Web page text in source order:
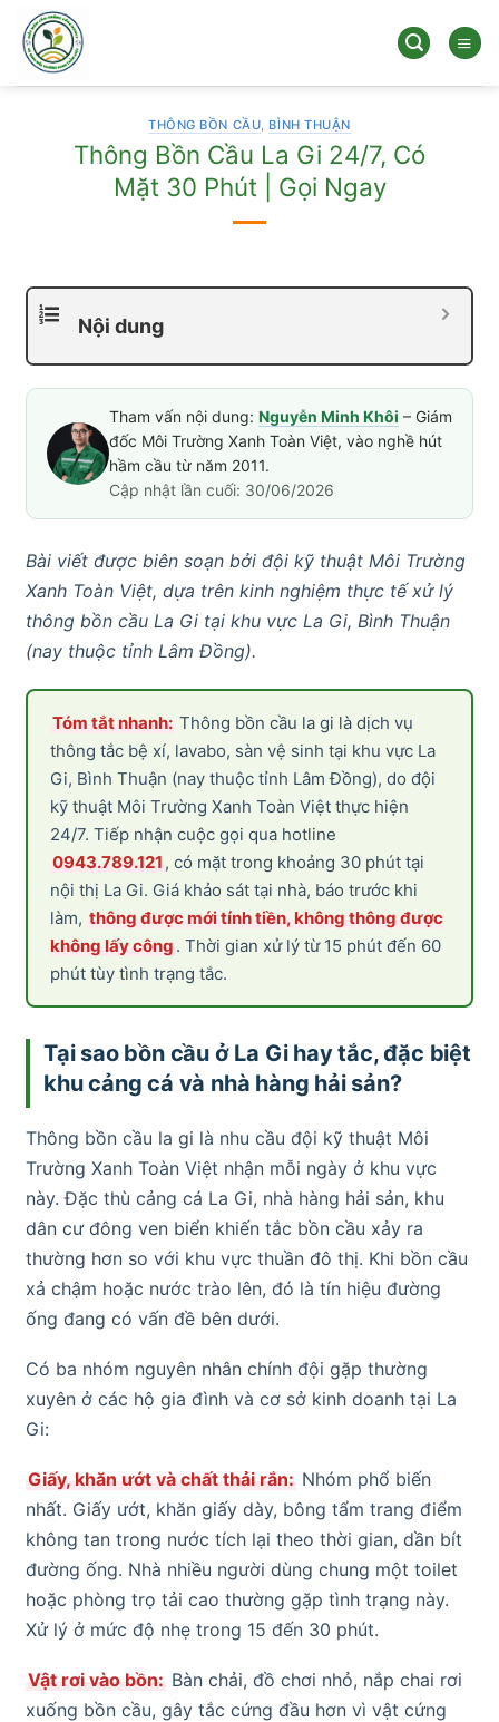
qua
dung
THÔNG BỒN CẦU, BÌNH THUẬN
Thông Bồn Cầu La Gi 24/7, Có
Mặt 30 Phút | Gọi Ngay
Nội dung
Tham vấn nội dung: Nguyễn Minh Khôi – Giám
đốc Môi Trường Xanh Toàn Việt, vào nghề hút
hầm cầu từ năm 2011.
Cập nhật lần cuối: 30/06/2026
Bài viết được biên soạn bởi đội kỹ thuật Môi Trường
Xanh Toàn Việt, dựa trên kinh nghiệm thực tế xử lý
thông bồn cầu La Gi tại khu vực La Gi, Bình Thuận
(nay thuộc tỉnh Lâm Đồng).
Tóm tắt nhanh: Thông bồn cầu la gi là dịch vụ
thông tắc bệ xí, lavabo, sàn vệ sinh tại khu vực La
Gi, Bình Thuận (nay thuộc tỉnh Lâm Đồng), do đội
kỹ thuật Môi Trường Xanh Toàn Việt thực hiện
24/7. Tiếp nhận cuộc gọi qua hotline
0943.789.121 , có mặt trong khoảng 30 phút tại
nội thị La Gi. Giá khảo sát tại nhà, báo trước khi
làm, thông được mới tính tiền, không thông được
không lấy công . Thời gian xử lý từ 15 phút đến 60
phút tùy tình trạng tắc.
Tại sao bồn cầu ở La Gi hay tắc, đặc biệt
khu cảng cá và nhà hàng hải sản?
Thông bồn cầu la gi là nhu cầu đội kỹ thuật Môi
Trường Xanh Toàn Việt nhận mỗi ngày ở khu vực
này. Đặc thù cảng cá La Gi, nhà hàng hải sản, khu
dân cư đông ven biển khiến tắc bồn cầu xảy ra
thường hơn so với khu vực thuần đô thị. Khi bồn cầu
xả chậm hoặc nước trào lên, đó là tín hiệu đường
ống đang có vấn đề bên dưới.
Có ba nhóm nguyên nhân chính đội gặp thường
xuyên ở các hộ gia đình và cơ sở kinh doanh tại La
Gi:
Giấy, khăn ướt và chất thải rắn: Nhóm phổ biến
nhất. Giấy ướt, khăn giấy dày, bông tẩm trang điểm
không tan trong nước tích lại theo thời gian, dần bít
đường ống. Nhà nhiều người dùng chung một toilet
hoặc phòng trọ tải cao thường gặp tình trạng này.
Xử lý ở mức độ nhẹ trong 15 đến 30 phút.
Vật rơi vào bồn: Bàn chải, đồ chơi nhỏ, nắp chai rơi
xuống bồn cầu, gây tắc cứng đầu hơn vì vật cứng